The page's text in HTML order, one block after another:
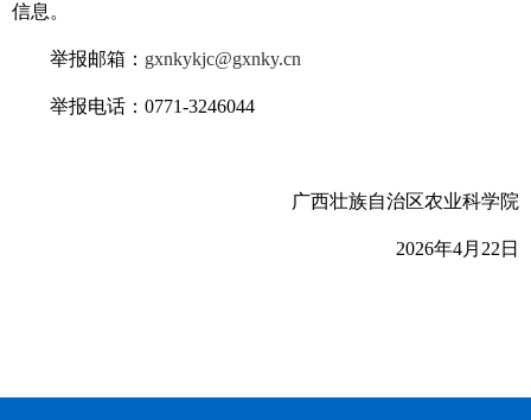
信息。
举报邮箱： gxnkykjc@gxnky.cn
举报电话：0771-3246044
广西壮族自治区农业科学院
2026年4月22日